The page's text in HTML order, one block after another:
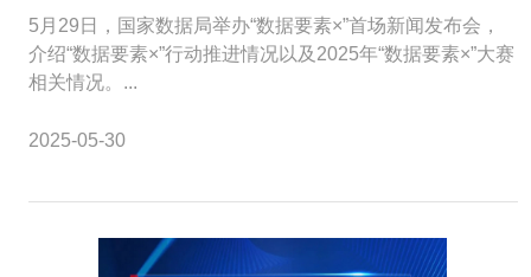
5月29日，国家数据局举办“数据要素×”首场新闻发布会，
介绍“数据要素×”行动推进情况以及2025年“数据要素×”大赛
相关情况。...
2025-05-30